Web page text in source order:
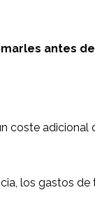
antes
los gastos